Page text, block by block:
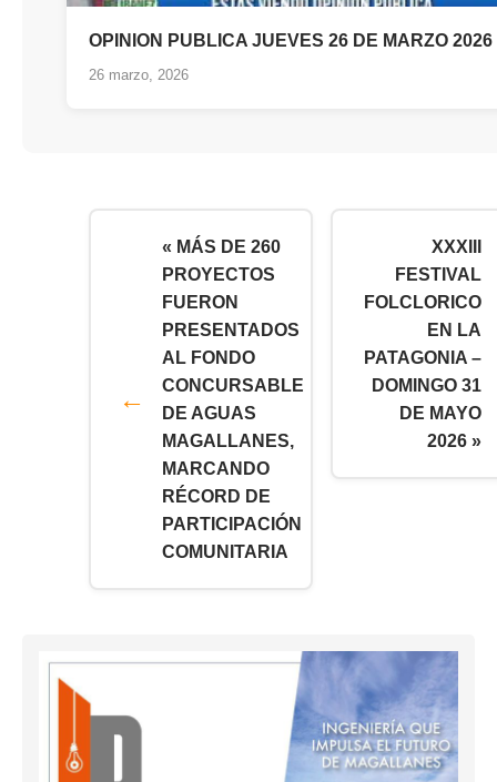
OPINION PUBLICA JUEVES 26 DE MARZO 2026
26 marzo, 2026
« MÁS DE 260
PROYECTOS
FUERON
PRESENTADOS
AL FONDO
CONCURSABLE
DE AGUAS
MAGALLANES,
MARCANDO
RÉCORD DE
PARTICIPACIÓN
COMUNITARIA
XXXIII
FESTIVAL
FOLCLORICO
EN LA
PATAGONIA –
DOMINGO 31
DE MAYO
2026 »